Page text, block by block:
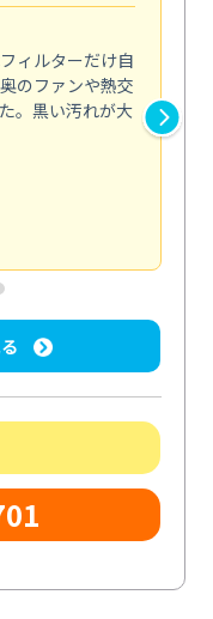
ィルターだけ自
のファンや熱交
。黒い汚れが大